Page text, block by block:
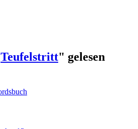
Teufelstritt" gelesen